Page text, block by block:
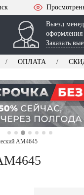
Выезд
оформления
Заказать
ОПЛАТА
AM4645